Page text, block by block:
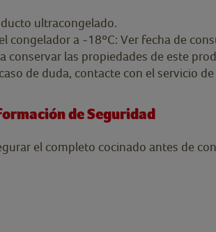
ultracongelado.
congelador a -18ºC: Ver fecha de
conservar las propiedades de este
de duda, contacte con el servicio
de Seguridad
el completo cocinado antes de